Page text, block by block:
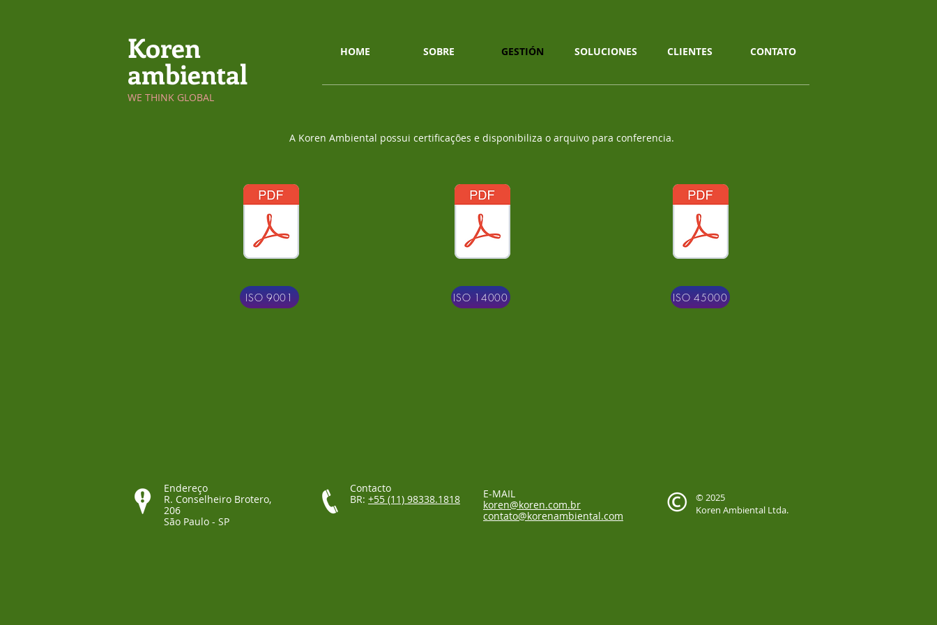
Koren
ambiental
WE THINK GLOBAL
HOME SOBRE GESTIÓN SOLUCIONES CLIENTES CONTATO
A Koren Ambiental possui certificações e disponibiliza o arquivo para conferencia.
ISO 9001 ISO 14000 ISO 45000
Endereço
R. Conselheiro Brotero,
206
São Paulo - SP
Contacto
BR: +55 (11) 98338.1818
E-MAIL
koren@koren.com.br
contato@korenambiental.com
© 2025
Koren Ambiental Ltda.